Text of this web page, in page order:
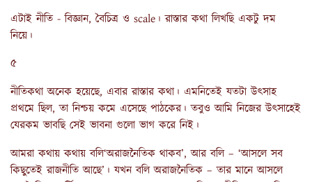
এটাই নীতি - বিজ্ঞান, বৈচিত্র ও scale। রাস্তার কথা লিখছি একটু দম
নিয়ে।
৫
নীতিকথা অনেক হয়েছে, এবার রাস্তার কথা। এমনিতেই যতটা উৎসাহ
প্রথমে ছিল, তা নিশ্চয় কমে এসেছে পাঠকের। তবুও আমি নিজের উৎসাহেই
যেরকম ভাবছি সেই ভাবনা গুলো ভাগ করে নিই।
আমরা কথায় কথায় বলি‘অরাজনৈতিক থাকব’, আর বলি – ‘আসলে সব
কিছুতেই রাজনীতি আছে’। যখন বলি অরাজনৈতিক – তার মানে আসলে